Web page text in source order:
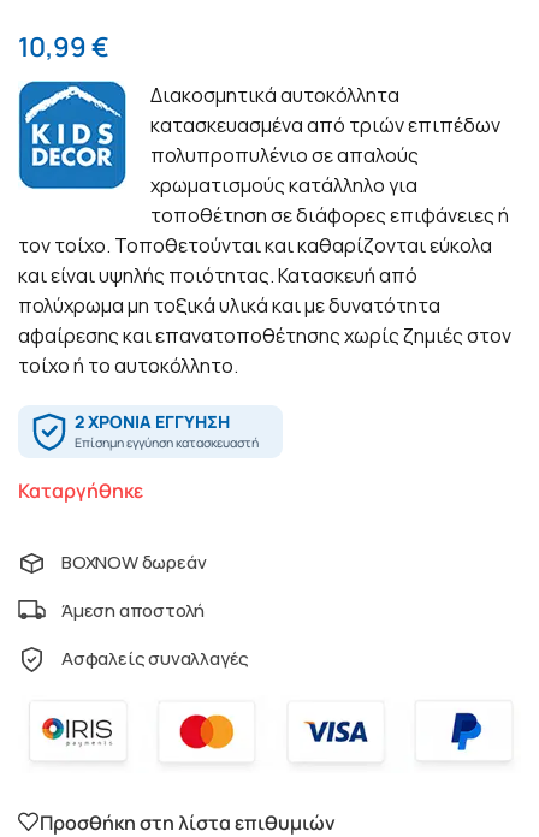
10,99€
Διακοσμητικά αυτοκόλλητα
κατασκευασμένα από τριών επιπέδων
πολυπροπυλένιο σε απαλούς
χρωματισμούς κατάλληλο για
τοποθέτηση σε διάφορες επιφάνειες ή
τον τοίχο. Τοποθετούνται και καθαρίζονται εύκολα
και είναι υψηλής ποιότητας. Κατασκευή από
πολύχρωμα μη τοξικά υλικά και με δυνατότητα
αφαίρεσης και επανατοποθέτησης χωρίς ζημιές στον
τοίχο ή το αυτοκόλλητο.
Καταργήθηκε
BOXNOW δωρεάν
Άμεση αποστολή
Ασφαλείς συναλλαγές
Προσθήκη στη λίστα επιθυμιών